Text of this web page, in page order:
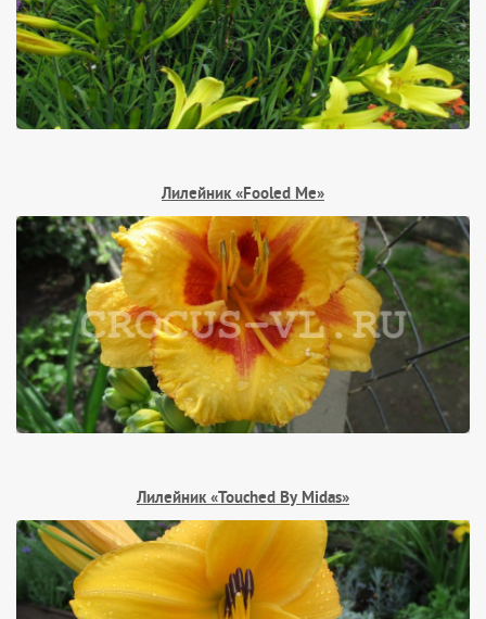
Лилейник «Fooled Me»
Лилейник «Touched By Midas»